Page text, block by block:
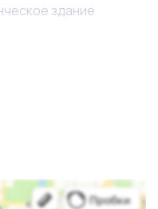
здание
до 25 куб. м,
120 куб. м